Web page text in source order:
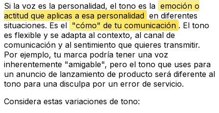
Si la voz es la personalidad, el tono es la emoción o
actitud que aplicas a esa personalidad en diferentes
situaciones. Es el "cómo" de tu comunicación . El tono
es flexible y se adapta al contexto, al canal de
comunicación y al sentimiento que quieres transmitir.
Por ejemplo, tu marca podría tener una voz
inherentemente "amigable", pero el tono que uses para
un anuncio de lanzamiento de producto será diferente al
tono para una disculpa por un error de servicio.
Considera estas variaciones de tono: